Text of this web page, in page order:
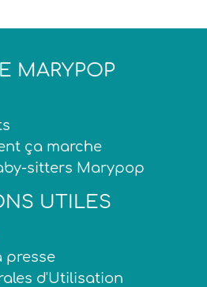
MARYPOP
ça marche
sitters Marypop
UTILES
presse
d'Utilisation